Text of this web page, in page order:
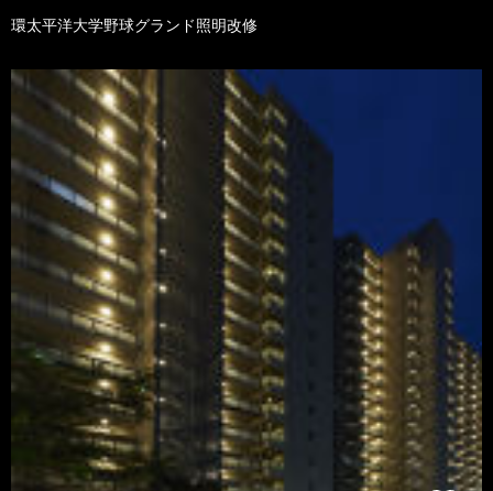
環太平洋大学野球グランド照明改修